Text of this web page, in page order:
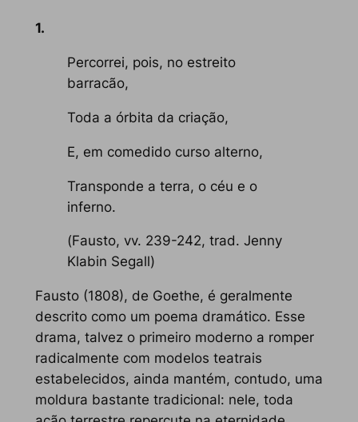
1.
Percorrei, pois, no estreito
barracão,
Toda a órbita da criação,
E, em comedido curso alterno,
Transponde a terra, o céu e o
inferno.
(Fausto, vv. 239-242, trad. Jenny
Klabin Segall)
Fausto (1808), de Goethe, é geralmente
descrito como um poema dramático. Esse
drama, talvez o primeiro moderno a romper
radicalmente com modelos teatrais
estabelecidos, ainda mantém, contudo, uma
moldura bastante tradicional: nele, toda